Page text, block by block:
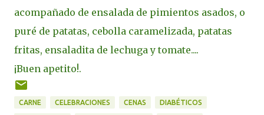
acompañado de ensalada de pimientos asados, o
puré de patatas, cebolla caramelizada, patatas
fritas, ensaladita de lechuga y tomate....
¡Buen apetito!.
CARNE CELEBRACIONES CENAS DIABÉTICOS